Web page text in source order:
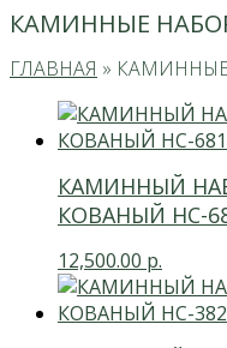
КАМИННЫЕ
ГЛАВНАЯ »
КАМИННЫЙ
КОВАНЫЙ HC-
12,500.00 р.